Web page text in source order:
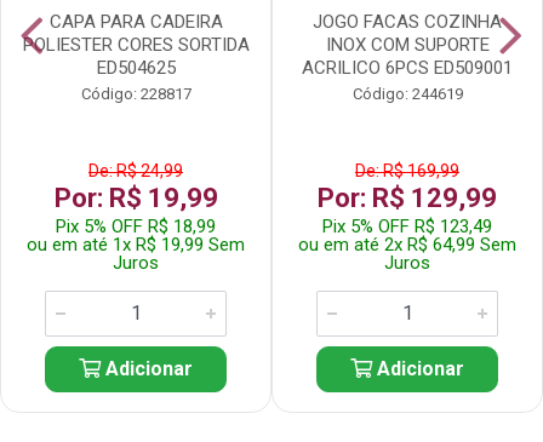
CAPA PARA CADEIRA
POLIESTER CORES SORTIDA
ED504625
Código: 228817
De: R$ 24,99
Por: R$ 19,99
Pix 5% OFF R$ 18,99
ou em até 1x R$ 19,99 Sem
Juros
Adicionar
JOGO FACAS COZINHA
INOX COM SUPORTE
ACRILICO 6PCS ED509001
Código: 244619
De: R$ 169,99
Por: R$ 129,99
Pix 5% OFF R$ 123,49
ou em até 2x R$ 64,99 Sem
Juros
Adicionar